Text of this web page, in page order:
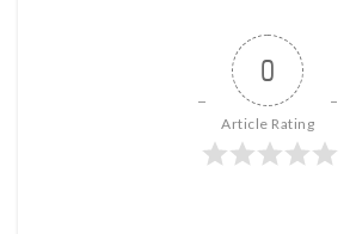
0
Article Rating